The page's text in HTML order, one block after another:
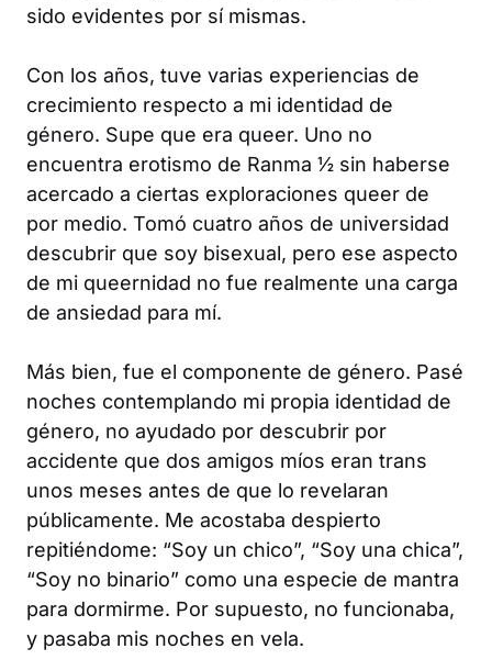
sido evidentes por sí mismas.
Con los años, tuve varias experiencias de
crecimiento respecto a mi identidad de
género. Supe que era queer. Uno no
encuentra erotismo de Ranma ½ sin haberse
acercado a ciertas exploraciones queer de
por medio. Tomó cuatro años de universidad
descubrir que soy bisexual, pero ese aspecto
de mi queernidad no fue realmente una carga
de ansiedad para mí.
Más bien, fue el componente de género. Pasé
noches contemplando mi propia identidad de
género, no ayudado por descubrir por
accidente que dos amigos míos eran trans
unos meses antes de que lo revelaran
públicamente. Me acostaba despierto
repitiéndome: “Soy un chico”, “Soy una chica”,
“Soy no binario” como una especie de mantra
para dormirme. Por supuesto, no funcionaba,
y pasaba mis noches en vela.